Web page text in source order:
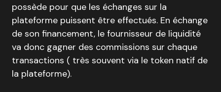
possède pour que les échanges sur la
plateforme puissent être effectués. En échange
de son financement, le fournisseur de liquidité
va donc gagner des commissions sur chaque
transactions ( très souvent via le token natif de
la plateforme).